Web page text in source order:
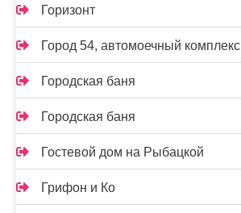
Горизонт
Город 54, автомоечный комплекс
Городская баня
Городская баня
Гостевой дом на Рыбацкой
Грифон и Ко